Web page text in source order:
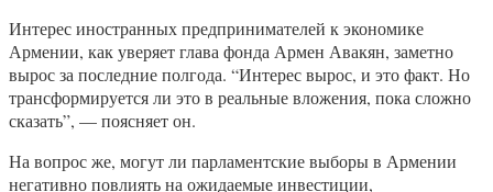
Интерес иностранных предпринимателей к экономике
Армении, как уверяет глава фонда Армен Авакян, заметно
вырос за последние полгода. “Интерес вырос, и это факт. Но
трансформируется ли это в реальные вложения, пока сложно
сказать”, — поясняет он.
На вопрос же, могут ли парламентские выборы в Армении
негативно повлиять на ожидаемые инвестиции,